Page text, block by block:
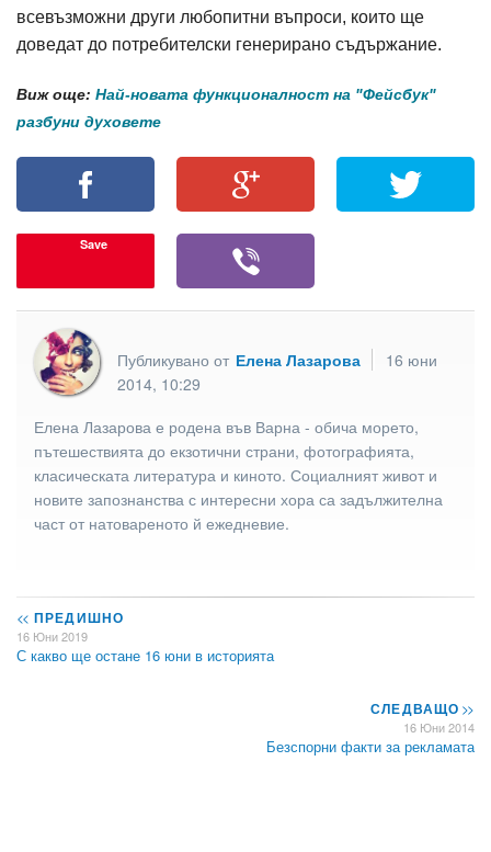
всевъзможни други любопитни въпроси, които ще
доведат до потребителски генерирано съдържание.
Виж още: Най-новата функционалност на "Фейсбук"
разбуни духовете
Save
Публикувано от Елена Лазарова
16 юни
2014, 10:29
Елена Лазарова е родена във Варна - обича морето,
пътешествията до екзотични страни, фотографията,
класическата литература и киното. Социалният живот и
новите запознанства с интересни хора са задължителна
част от натовареното й ежедневие.
<< ПРЕДИШНО
16 Юни 2019
С какво ще остане 16 юни в историята
СЛЕДВАЩО>>
16 Юни 2014
Безспорни факти за рекламата